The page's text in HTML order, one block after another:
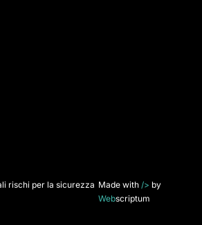
rischi per la sicurezza Made with /> by
Webscriptum